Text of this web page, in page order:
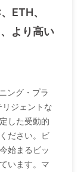
ETH、
より高い
ング・プラ
ジェントな
した受動的
ださい。ビ
始まるビッ
います。マ